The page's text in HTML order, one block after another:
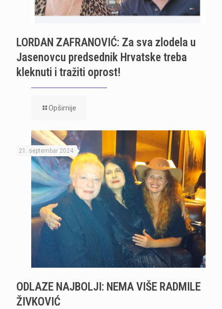
LORDAN ZAFRANOVIĆ: Za sva zlodela u
Jasenovcu predsednik Hrvatske treba
kleknuti i tražiti oprost!
Opširnije
21. septembar 2024.
ODLAZE NAJBOLJI: NEMA VIŠE RADMILE
ŽIVKOVIĆ